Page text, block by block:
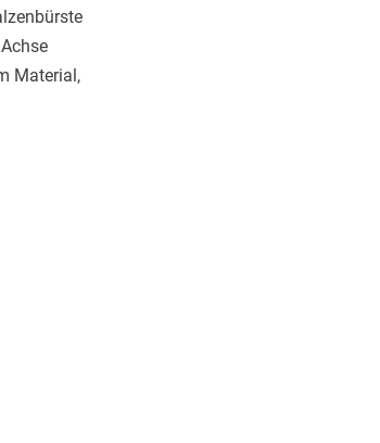
Material,